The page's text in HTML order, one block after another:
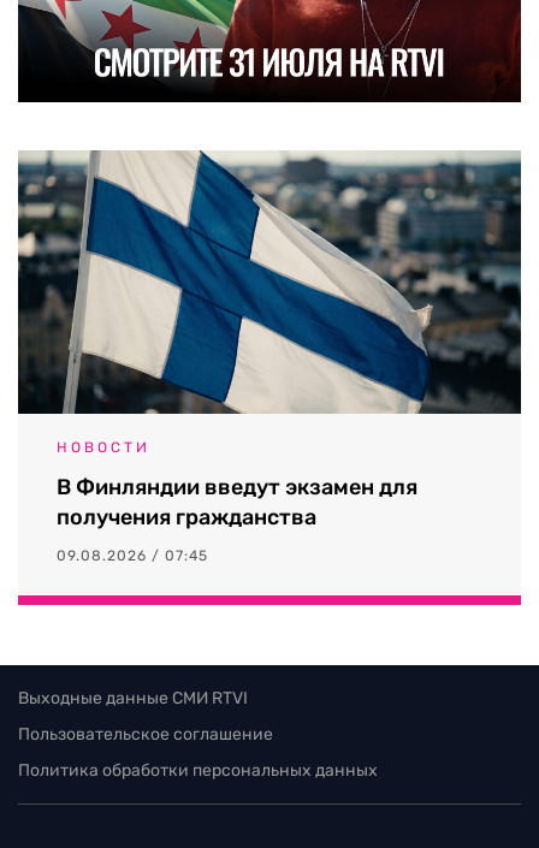
НОВОСТИ
В Финляндии введут экзамен для
получения гражданства
09.08.2026 / 07:45
Выходные данные СМИ RTVI
Пользовательское соглашение
Политика обработки персональных данных